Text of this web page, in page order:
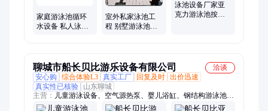
家庭游泳池循环
水设备 私人泳池
室外私家泳池工
程 别墅游泳池工
泳池设备厂家亚
克力游泳池按摩
聊城市船长贝比游乐设备有限公司
洽谈
安心购
综合体验L3 真实工厂 回复及时 出价迅速
真实性已核验
山东聊城
主营： 儿童游泳设备、空气源热泵、婴儿浴缸、钢结构游泳池、
亚克力泳池、儿童游泳池、婴儿游泳池、健身房泳池、民宿游泳